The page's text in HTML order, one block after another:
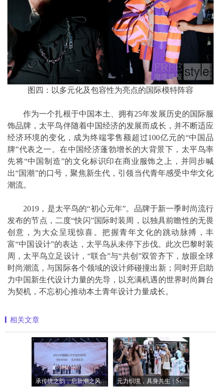
图四：以多元化及包容性为亮点的国际模特阵容
作为一个扎根于中国本土、拥有25年发展历史的国际服
饰品牌，太平鸟伴随着中国经济的发展而成长，并不断适应
经济环境的变化，成为终端零售额超过100亿元的“中国品
牌”代表之一。在中国经济蓬勃增长的大背景下，太平鸟率
先将“中国制造”的文化标识印在商业服饰之上，并同步喊
出“国潮”的口号，聚焦新生代，引领当代青年感受中华文化
潮流。
2019，是太平鸟的“初心元年”。品牌于新一季时尚流行
发布的节点，二度“快闪”国际时装周，以独具前瞻性的无畏
创意，为大众呈现惊喜。把握青年文化的跳动脉搏，丰
富“中国设计”的表达，太平鸟从未停下步伐。此次巴黎时装
周，太平鸟立足设计，“联合”与“共创”双管齐下，放眼全球
时尚潮流，与国际各个领域的设计师碰撞出新；同时开启助
力中国新生代设计力量的先导，以充满机遇的世界时尚舞台
为契机，不忘初心推动本土青年设计力量成长。
相关文章
承传统之韵，启新潮之风：闽江大学以“ 元力织境，具身共生｜Style3D特展亮相20